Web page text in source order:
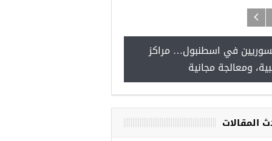
للسوريين في اسطنبول… مراكز
طبية، ومعالجة مجانية
المقالات